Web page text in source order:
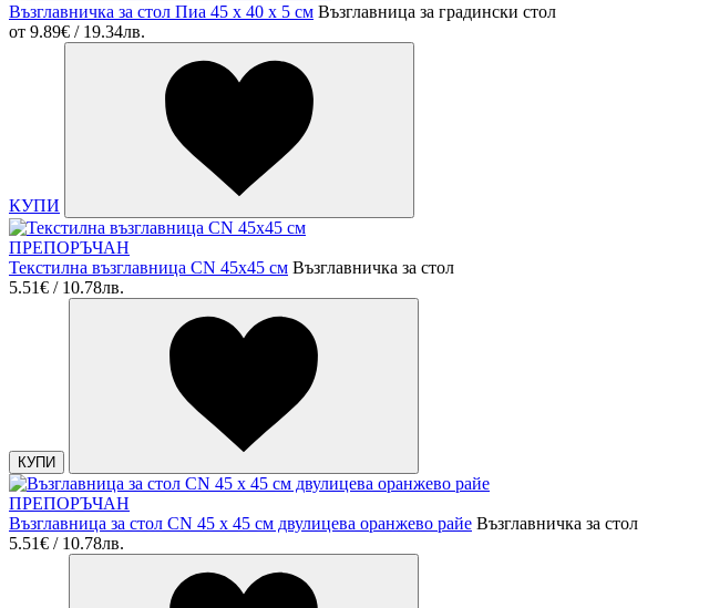
Възглавничка за стол Пиа 45 х 40 х 5 см Възглавница за градински стол
от 9.89€ / 19.34лв.
КУПИ
ПРЕПОРЪЧАН
Текстилна възглавница CN 45х45 см Възглавничка за стол
5.51€ / 10.78лв.
КУПИ
ПРЕПОРЪЧАН
Възглавница за стол CN 45 х 45 см двулицева оранжево райе Възглавничка за стол
5.51€ / 10.78лв.